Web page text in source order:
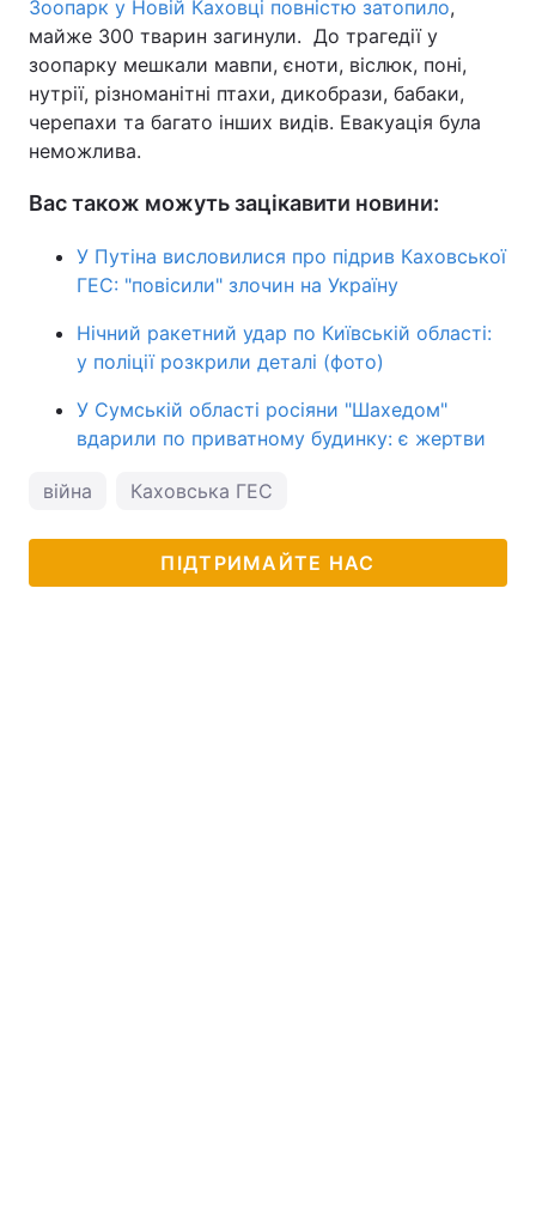
Зоопарк у Новій Каховці повністю затопило,
майже 300 тварин загинули. До трагедії у
зоопарку мешкали мавпи, єноти, віслюк, поні,
нутрії, різноманітні птахи, дикобрази, бабаки,
черепахи та багато інших видів. Евакуація була
неможлива.
Вас також можуть зацікавити новини:
У Путіна висловилися про підрив Каховської
ГЕС: "повісили" злочин на Україну
Нічний ракетний удар по Київській області:
у поліції розкрили деталі (фото)
У Сумській області росіяни "Шахедом"
вдарили по приватному будинку: є жертви
війна Каховська ГЕС
ПІДТРИМАЙТЕ НАС